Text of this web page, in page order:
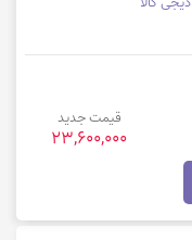
قیمت جدید
23,600,000